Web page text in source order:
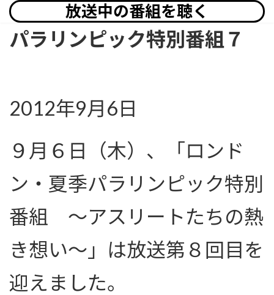
放送中の番組を聴く
パラリンピック特別番組７
2012年9月6日
９月６日（木）、「ロンド
ン・夏季パラリンピック特別
番組 〜アスリートたちの熱
き想い〜」は放送第８回目を
迎えました。